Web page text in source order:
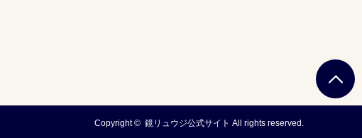
Copyright © 鏡リュウジ公式サイト All rights reserved.